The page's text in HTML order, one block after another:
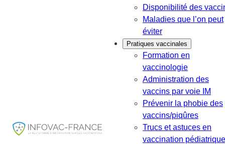
Disponibilité des
Maladies que l’on peut
éviter
Pratiques vaccinales
Formation en
vaccinologie
Administration des
vaccins par voie IM
Prévenir la phobie des
vaccins/piqûres
Trucs et astuces en
vaccination pédiatrique